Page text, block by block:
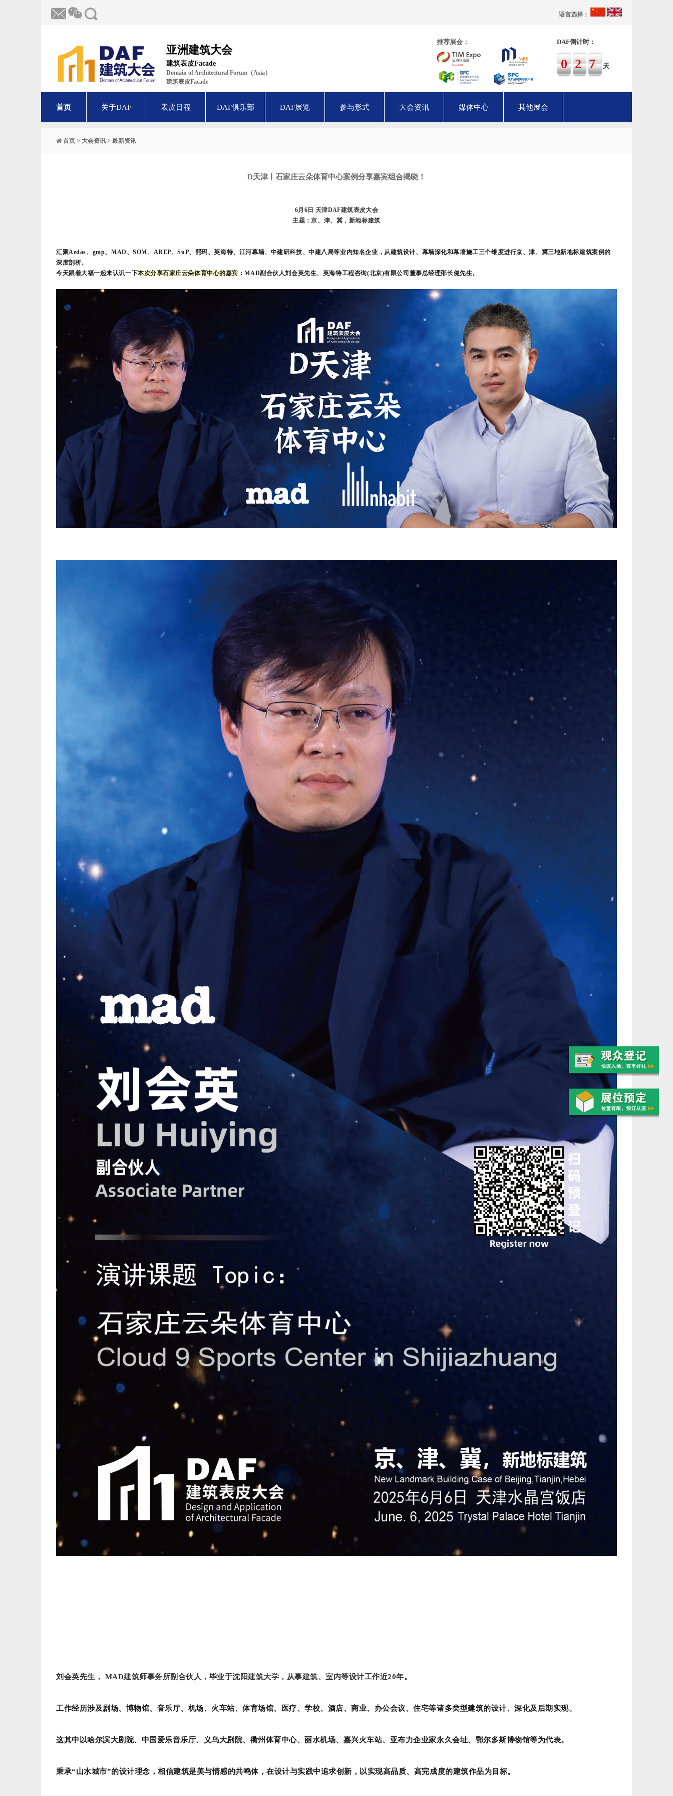
语言选择：
亚洲建筑大会
建筑表皮Facade
Domain of Architectural Forum（Asia）
建筑表皮Facade
推荐展会： DAF倒计时：
027 天
首页 关于DAF 表皮日程 DAF俱乐部 DAF展览 参与形式 大会资讯 媒体中心 其他展会
首页 > 大会资讯 > 最新资讯
D天津丨石家庄云朵体育中心案例分享嘉宾组合揭晓！
6月6日 天津DAF建筑表皮大会
主题：京、津、冀，新地标建筑
汇聚Aedas、gmp、MAD、SOM、AREP、SuP、熙玛、英海特、江河幕墙、中建研科技、中建八局等业内知名企业，从建筑设计、幕墙深化和幕墙施工三个维度进行京、津、冀三地新地标建筑案例的
深度剖析。
今天跟着大福一起来认识一下本次分享石家庄云朵体育中心的嘉宾 ：MAD副合伙人刘会英先生、英海特工程咨询(北京)有限公司董事总经理邵长健先生。
刘会英先生 ， MAD建筑师事务所副合伙人，毕业于沈阳建筑大学，从事建筑、室内等设计工作近20年。
工作经历涉及剧场、博物馆、音乐厅、机场、火车站、体育场馆、医疗、学校、酒店、商业、办公会议、住宅等诸多类型建筑的设计、深化及后期实现。
这其中以哈尔滨大剧院、中国爱乐音乐厅、义乌大剧院、衢州体育中心、丽水机场、嘉兴火车站、亚布力企业家永久会址、鄂尔多斯博物馆等为代表。
秉承“山水城市”的设计理念，相信建筑是美与情感的共鸣体，在设计与实践中追求创新，以实现高品质、高完成度的建筑作品为目标。